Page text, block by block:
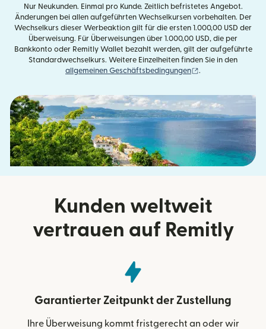
Nur Neukunden. Einmal pro Kunde. Zeitlich befristetes Angebot.
Änderungen bei allen aufgeführten Wechselkursen vorbehalten. Der
Wechselkurs dieser Werbeaktion gilt für die ersten 1.000,00 USD der
Überweisung. Für Überweisungen über 1.000,00 USD, die per
Bankkonto oder Remitly Wallet bezahlt werden, gilt der aufgeführte
Standardwechselkurs. Weitere Einzelheiten finden Sie in den
allgemeinen Geschäftsbedingungen
.
Kunden weltweit
vertrauen auf Remitly
Garantierter Zeitpunkt der Zustellung
Ihre Überweisung kommt fristgerecht an oder wir